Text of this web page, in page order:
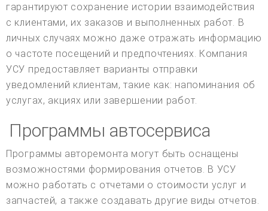
гарантируют сохранение истории взаимодействия
с клиентами, их заказов и выполненных работ. В
личных случаях можно даже отражать информацию
о частоте посещений и предпочтениях. Компания
УСУ предоставляет варианты отправки
уведомлений клиентам, такие как: напоминания об
услугах, акциях или завершении работ.
Программы автосервиса
Программы авторемонта могут быть оснащены
возможностями формирования отчетов. В УСУ
можно работать с отчетами о стоимости услуг и
запчастей, а также создавать другие виды отчетов.